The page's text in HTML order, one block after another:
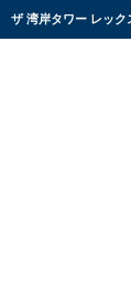
ザ 湾岸タワー レック